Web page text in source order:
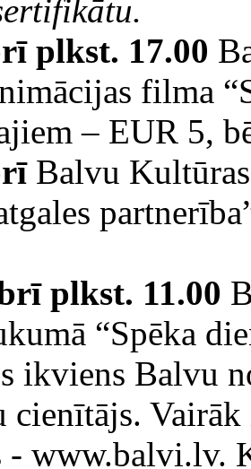
plkst. 17.00
filma
– EUR 5,
Balvu Kultūras
plkst. 11.00
“Spēka
ikviens Balvu
cienītājs.
www.balvi.lv.